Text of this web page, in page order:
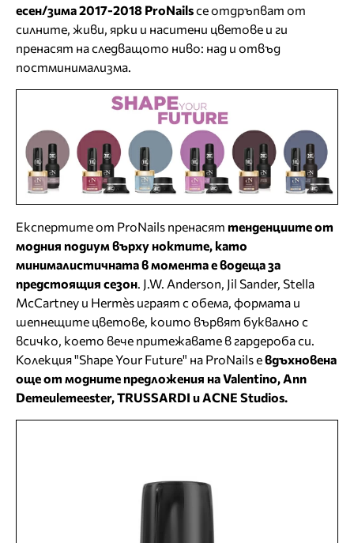
есен/зима 2017-2018 ProNailsсе отдръпват от
силните, живи, ярки и наситени цветове и ги
пренасят на следващото ниво: над и отвъд
постминимализма.
Eкспертите от ProNails пренасят тенденциите от
модния подиум върху ноктите, като
минималистичната в момента е водеща за
предстоящия сезон. J.W. Anderson, Jil Sander, Stella
McCartney и Hermès играят с обема, формата и
шепнещите цветове, които вървят буквално с
всичко, което вече притежавате в гардероба си.
Колекция "Shape Your Future" на ProNails евдъхновена
още от модните предложения на Valentino, Ann
Demeulemeester, TRUSSARDI и ACNE Studios.